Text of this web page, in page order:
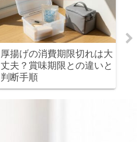
厚揚げの消費期限切れは大
丈夫？賞味期限との違いと
判断手順